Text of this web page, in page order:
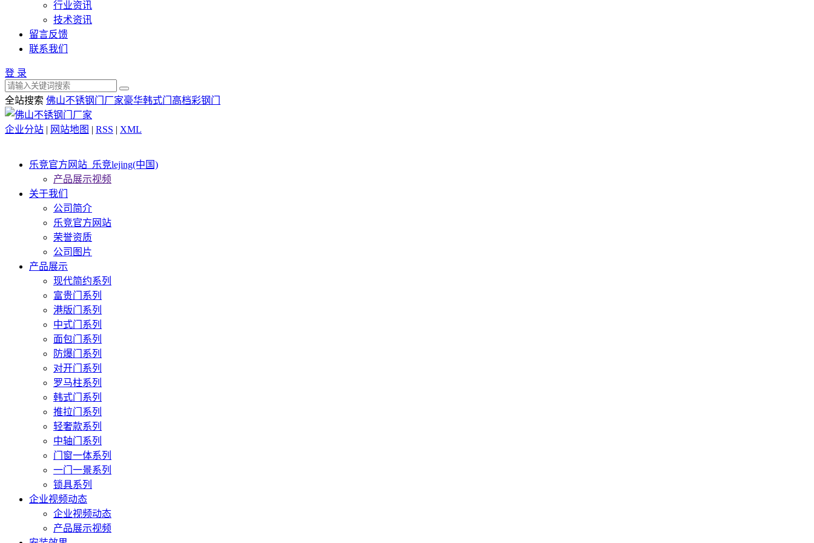
行业资讯
技术资讯
留言反馈
联系我们
登 录
全站搜索 佛山不锈钢门厂家豪华韩式门 高档彩钢门
企业分站 | 网站地图 | RSS | XML
乐竞官方网站_乐竞lejing(中国)
产品展示视频
关于我们
公司简介
乐竞官方网站
荣誉资质
公司图片
产品展示
现代简约系列
富贵门系列
港版门系列
中式门系列
面包门系列
防爆门系列
对开门系列
罗马柱系列
韩式门系列
推拉门系列
轻奢款系列
中轴门系列
门窗一体系列
一门一景系列
锁具系列
企业视频动态
企业视频动态
产品展示视频